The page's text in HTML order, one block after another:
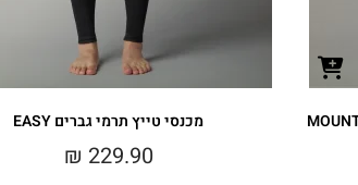
מכנסי טייץ תרמי גברים EASY
₪ 229.90